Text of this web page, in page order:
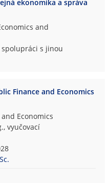
ekonomika a správa
and
s jinou
Finance and Economics
Economics
vyučovací